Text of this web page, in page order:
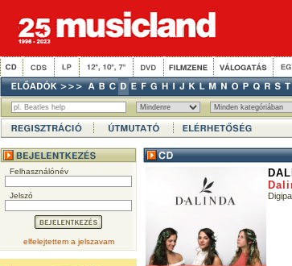
Felhasználónév
Jelszó
elfelejtettem a jelszavam